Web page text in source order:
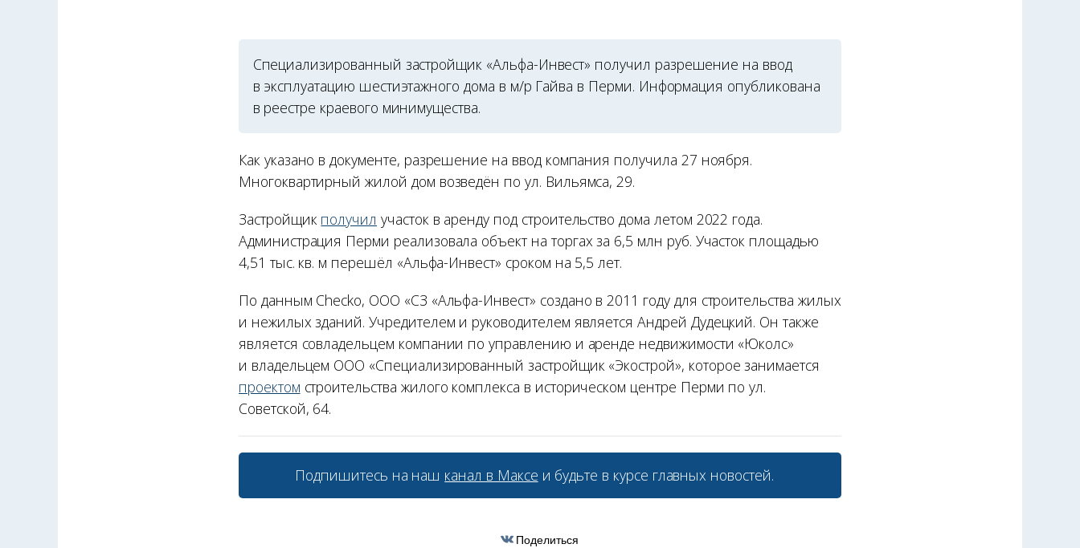
Специализированный застройщик «Альфа-Инвест» получил разрешение на ввод
в эксплуатацию шестиэтажного дома в м/р Гайва в Перми. Информация опубликована
в реестре краевого минимущества.
Как указано в документе, разрешение на ввод компания получила 27 ноября.
Многоквартирный жилой дом возведён по ул. Вильямса, 29.
Застройщик получил участок в аренду под строительство дома летом 2022 года.
Администрация Перми реализовала объект на торгах за 6,5 млн руб. Участок площадью
4,51 тыс. кв. м перешёл «Альфа-Инвест» сроком на 5,5 лет.
По данным Checko, ООО «СЗ «Альфа-Инвест» создано в 2011 году для строительства жилых
и нежилых зданий. Учредителем и руководителем является Андрей Дудецкий. Он также
является совладельцем компании по управлению и аренде недвижимости «Юколс»
и владельцем ООО «Специализированный застройщик «Экострой», которое занимается
проектом строительства жилого комплекса в историческом центре Перми по ул.
Советской, 64.
Подпишитесь на наш канал в Максе и будьте в курсе главных новостей.
Поделиться